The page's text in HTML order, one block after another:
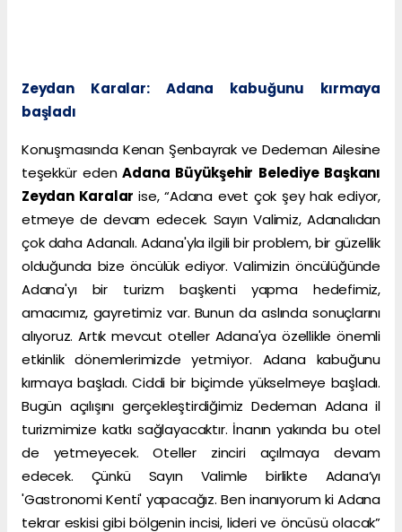
Zeydan Karalar: Adana kabuğunu kırmaya
başladı
Konuşmasında Kenan Şenbayrak ve Dedeman Ailesine
teşekkür edenAdana Büyükşehir Belediye Başkanı
Zeydan Karalarise, “Adana evet çok şey hak ediyor,
etmeye de devam edecek. Sayın Valimiz, Adanalıdan
çok daha Adanalı. Adana'yla ilgili bir problem, bir güzellik
olduğunda bize öncülük ediyor. Valimizin öncülüğünde
Adana'yı bir turizm başkenti yapma hedefimiz,
amacımız, gayretimiz var. Bunun da aslında sonuçlarını
alıyoruz. Artık mevcut oteller Adana'ya özellikle önemli
etkinlik dönemlerimizde yetmiyor. Adana kabuğunu
kırmaya başladı. Ciddi bir biçimde yükselmeye başladı.
Bugün açılışını gerçekleştirdiğimiz Dedeman Adana il
turizmimize katkı sağlayacaktır. İnanın yakında bu otel
de yetmeyecek. Oteller zinciri açılmaya devam
edecek. Çünkü Sayın Valimle birlikte Adana’yı
'Gastronomi Kenti' yapacağız. Ben inanıyorum ki Adana
tekrar eskisi gibi bölgenin incisi, lideri ve öncüsü olacak”